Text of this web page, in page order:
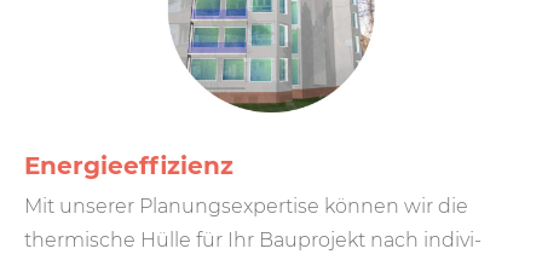
Energie­effizienz
Mit unserer Planungs­expertise können wir die
ther­mische Hülle für Ihr Bau­projekt nach indi­vi­